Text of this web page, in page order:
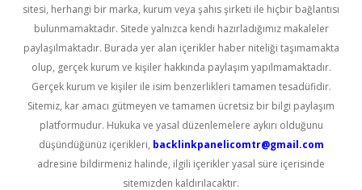
sitesi, herhangi bir marka, kurum veya şahıs şirketi ile hiçbir bağlantısı
bulunmamaktadır. Sitede yalnızca kendi hazırladığımız makaleler
paylaşılmaktadır. Burada yer alan içerikler haber niteliği taşımamakta
olup, gerçek kurum ve kişiler hakkında paylaşım yapılmamaktadır.
Gerçek kurum ve kişiler ile isim benzerlikleri tamamen tesadüfidir.
Sitemiz, kar amacı gütmeyen ve tamamen ücretsiz bir bilgi paylaşım
platformudur. Hukuka ve yasal düzenlemelere aykırı olduğunu
düşündüğünüz içerikleri, backlinkpanelicomtr@gmail.com
adresine bildirmeniz halinde, ilgili içerikler yasal süre içerisinde
sitemizden kaldırılacaktır.